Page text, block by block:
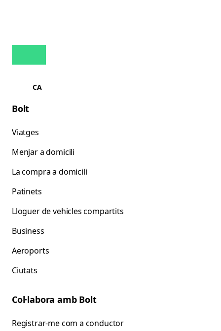
CA
Bolt
Viatges
Menjar a domicili
La compra a domicili
Patinets
Lloguer de vehicles compartits
Business
Aeroports
Ciutats
Col·labora amb Bolt
Registrar-me com a conductor